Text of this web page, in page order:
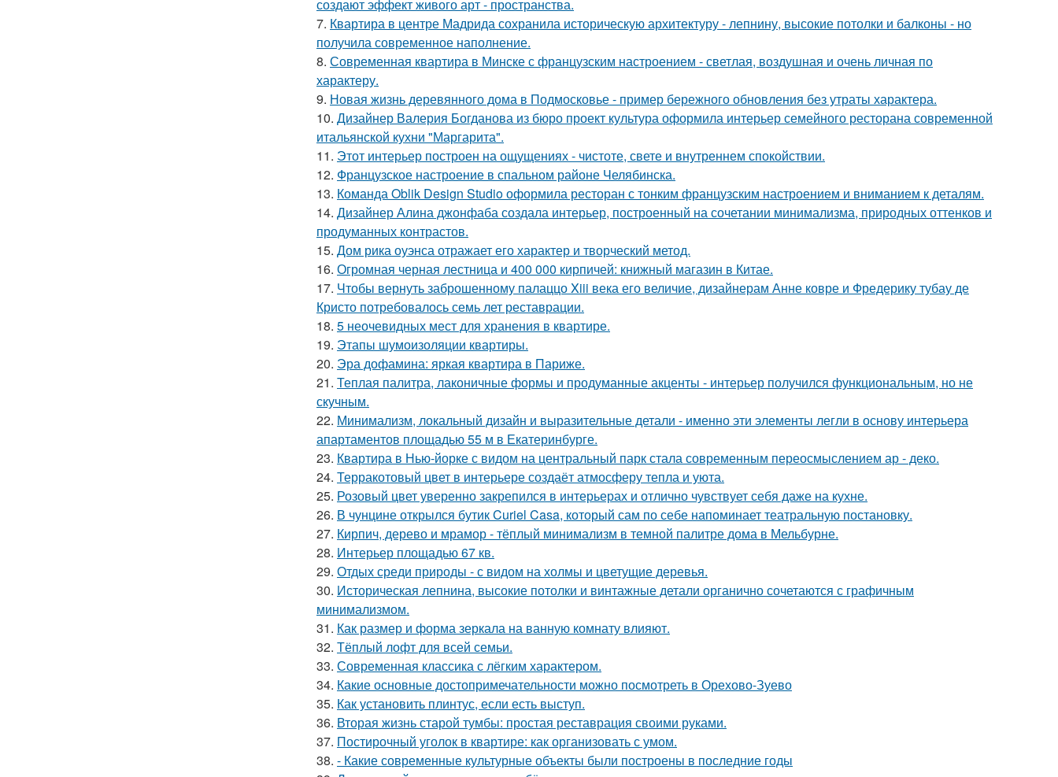
создают эффект живого арт - пространства.
7. Квартира в центре Мадрида сохранила историческую архитектуру - лепнину, высокие потолки и балконы - но
получила современное наполнение.
8. Современная квартира в Минске с французским настроением - светлая, воздушная и очень личная по
характеру.
9. Новая жизнь деревянного дома в Подмосковье - пример бережного обновления без утраты характера.
10. Дизайнер Валерия Богданова из бюро проект культура оформила интерьер семейного ресторана современной
итальянской кухни "Маргарита".
11. Этот интерьер построен на ощущениях - чистоте, свете и внутреннем спокойствии.
12. Французское настроение в спальном районе Челябинска.
13. Команда Oblik Design Studio оформила ресторан с тонким французским настроением и вниманием к деталям.
14. Дизайнер Алина джонфаба создала интерьер, построенный на сочетании минимализма, природных оттенков и
продуманных контрастов.
15. Дом рика оуэнса отражает его характер и творческий метод.
16. Огромная черная лестница и 400 000 кирпичей: книжный магазин в Китае.
17. Чтобы вернуть заброшенному палаццо Xiii века его величие, дизайнерам Анне ковре и Фредерику тубау де
Кристо потребовалось семь лет реставрации.
18. 5 неочевидных мест для хранения в квартире.
19. Этапы шумоизоляции квартиры.
20. Эра дофамина: яркая квартира в Париже.
21. Теплая палитра, лаконичные формы и продуманные акценты - интерьер получился функциональным, но не
скучным.
22. Минимализм, локальный дизайн и выразительные детали - именно эти элементы легли в основу интерьера
апартаментов площадью 55 м в Екатеринбурге.
23. Квартира в Нью-йорке с видом на центральный парк стала современным переосмыслением ар - деко.
24. Терракотовый цвет в интерьере создаёт атмосферу тепла и уюта.
25. Розовый цвет уверенно закрепился в интерьерах и отлично чувствует себя даже на кухне.
26. В чунцине открылся бутик Curiel Casa, который сам по себе напоминает театральную постановку.
27. Кирпич, дерево и мрамор - тёплый минимализм в темной палитре дома в Мельбурне.
28. Интерьер площадью 67 кв.
29. Отдых среди природы - с видом на холмы и цветущие деревья.
30. Историческая лепнина, высокие потолки и винтажные детали органично сочетаются с графичным
минимализмом.
31. Как размер и форма зеркала на ванную комнату влияют.
32. Тёплый лофт для всей семьи.
33. Современная классика с лёгким характером.
34. Какие основные достопримечательности можно посмотреть в Орехово-Зуево
35. Как установить плинтус, если есть выступ.
36. Вторая жизнь старой тумбы: простая реставрация своими руками.
37. Постирочный уголок в квартире: как организовать с умом.
38. - Какие современные культурные объекты были построены в последние годы